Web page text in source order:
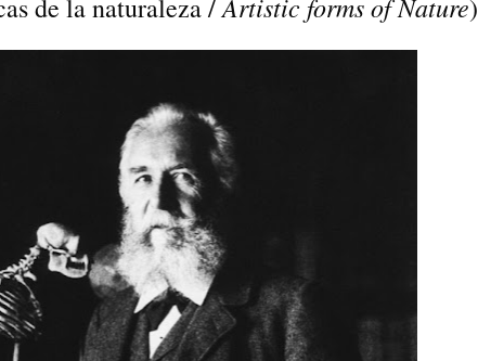
de la naturaleza /
)